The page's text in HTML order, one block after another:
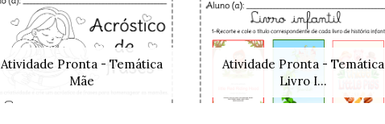
Atividade Pronta - Temática
Mãe
Atividade Pronta - Temática
Livro I...